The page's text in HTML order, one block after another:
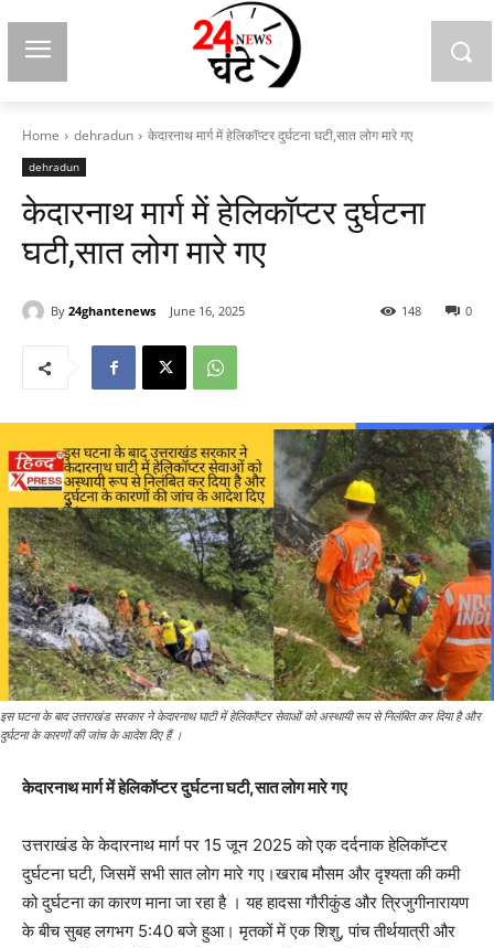
Home dehradun केदारनाथ मार्ग में हेलिकॉप्टर दुर्घटना घटी,सात लोग मारे गए
dehradun
केदारनाथ मार्ग में हेलिकॉप्टर दुर्घटना
घटी,सात लोग मारे गए
By 24ghantenews June 16, 2025 0
148
इस घटना के बाद उत्तराखंड सरकार ने केदारनाथ घाटी में हेलिकॉप्टर सेवाओं को अस्थायी रूप से निलंबित कर दिया है और
दुर्घटना के कारणों की जांच के आदेश दिए हैं ।
केदारनाथ मार्ग में हेलिकॉप्टर दुर्घटना घटी,सात लोग मारे गए
उत्तराखंड के केदारनाथ मार्ग पर 15 जून 2025 को एक दर्दनाक हेलिकॉप्टर
दुर्घटना घटी, जिसमें सभी सात लोग मारे गए।खराब मौसम और दृश्यता की कमी
को दुर्घटना का कारण माना जा रहा है । यह हादसा गौरीकुंड और त्रिजुगीनारायण
के बीच सुबह लगभग 5:40 बजे हुआ। मृतकों में एक शिशु, पांच तीर्थयात्री और